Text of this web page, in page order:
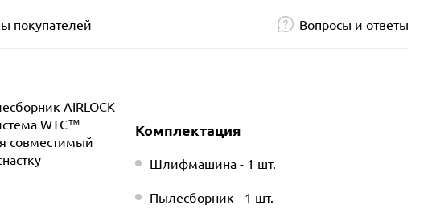
покупателей Вопросы и ответы
AIRLOCK
WTC™
совместимый
Комплектация
Шлифмашина - 1 шт.
Пылесборник - 1 шт.